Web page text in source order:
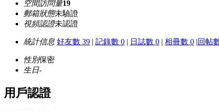
空間訪問量19
郵箱狀態未驗證
視頻認證未認證
統計信息 好友數 39 | 記錄數 0 | 日誌數 0 | 相冊數 0 |回帖
性別保密
生日-
用戶認證